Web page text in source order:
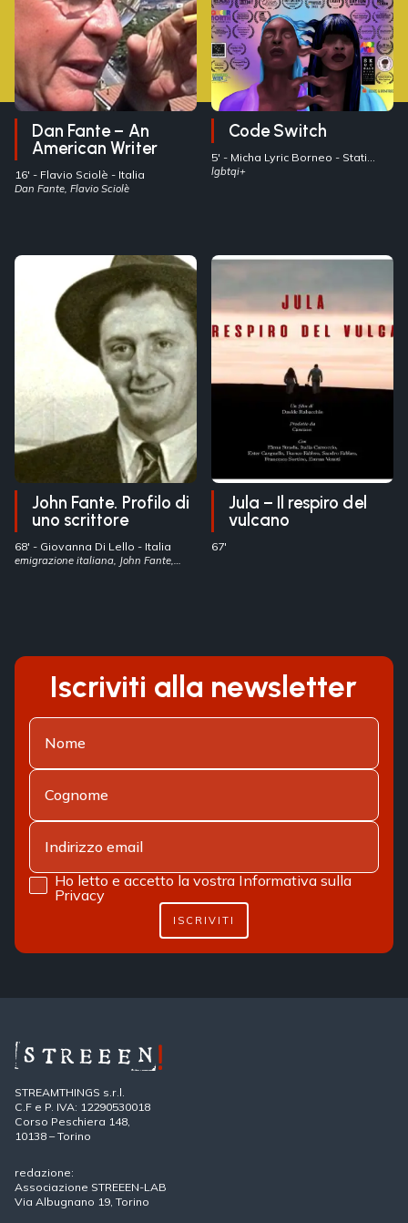
Dan Fante – An
American Writer
16' - Flavio Sciolè - Italia
Dan Fante, Flavio Sciolè
Code Switch
5' - Micha Lyric Borneo
Uniti
lgbtqi+
John Fante. Profilo di
uno scrittore
68' - Giovanna Di Lello - Italia
emigrazione italiana, John Fante,
Jula – Il respiro del
vulcano
67'
Iscriviti alla newsletter
Ho letto e accetto la vostra Informativa sulla
Privacy
ISCRIVITI
STREAMTHINGS s.r.l.
C.F e P. IVA: 12290530018
Corso Peschiera 148,
10138 – Torino
redazione:
Associazione STREEEN-LAB
Via Albugnano 19, Torino